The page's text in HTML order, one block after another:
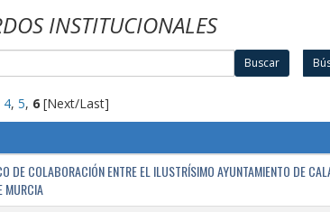
INSTITUCIONALES
Buscar
4, 5, 6[Next/Last]
DE COLABORACIÓN ENTRE EL ILUSTRÍSIMO AYUNTAMIENTO DE
MURCIA